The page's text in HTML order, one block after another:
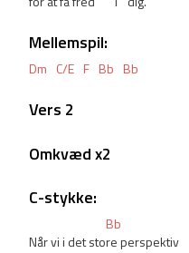
Mellemspil:
Dm C/E F Bb Bb
Vers 2
Omkvæd x2
C-stykke:
Bb
Når vi i det store perspektiv